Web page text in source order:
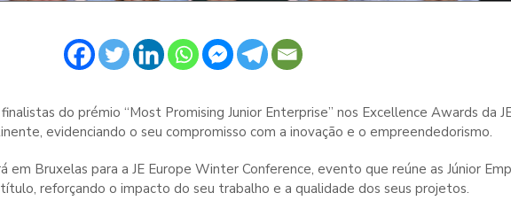
do prémio “Most Promising Junior Enterprise” nos Excellence Awards da
evidenciando o seu compromisso com a inovação e o empreendedorismo.
Bruxelas para a JE Europe Winter Conference, evento que reúne as Júnior
reforçando o impacto do seu trabalho e a qualidade dos seus projetos.